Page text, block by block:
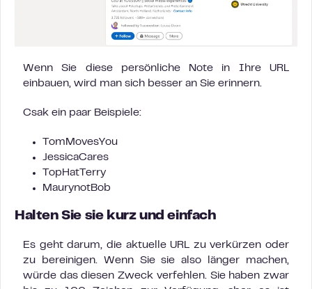
Wenn Sie diese persönliche Note in Ihre URL
einbauen, wird man sich besser an Sie erinnern.
Csak ein paar Beispiele:
TomMovesYou
JessicaCares
TopHatTerry
MaurynotBob
Halten Sie sie kurz und einfach
Es geht darum, die aktuelle URL zu verkürzen oder
zu bereinigen. Wenn Sie sie also länger machen,
würde das diesen Zweck verfehlen. Sie haben zwar